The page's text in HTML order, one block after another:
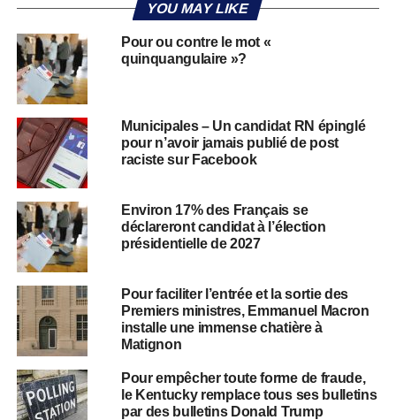
YOU MAY LIKE
Pour ou contre le mot «
quinquangulaire »?
Municipales – Un candidat RN épinglé
pour n’avoir jamais publié de post
raciste sur Facebook
Environ 17% des Français se
déclareront candidat à l’élection
présidentielle de 2027
Pour faciliter l’entrée et la sortie des
Premiers ministres, Emmanuel Macron
installe une immense chatière à
Matignon
Pour empêcher toute forme de fraude,
le Kentucky remplace tous ses bulletins
par des bulletins Donald Trump